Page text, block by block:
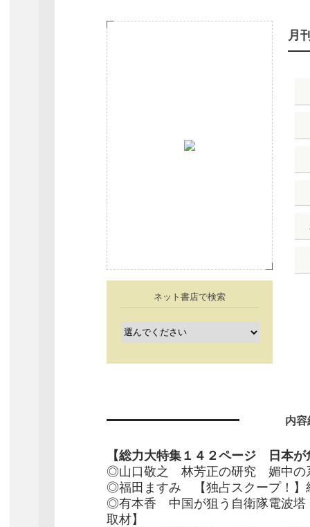
月
ネット書店で検索
内容
【総力大特集１４２ページ 日本が
◎山口敬之 林芳正の研究 媚中の
◎福田ますみ 【独占スクープ！】
◎有本香 中国が狙う自衛隊電波塔
取材】